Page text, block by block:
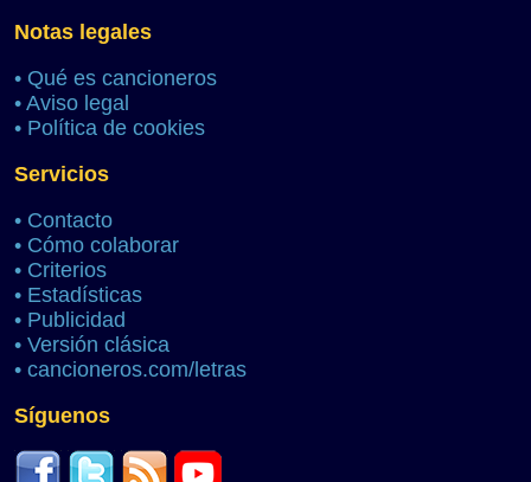
Notas legales
• Qué es cancioneros
• Aviso legal
• Política de cookies
Servicios
• Contacto
• Cómo colaborar
• Criterios
• Estadísticas
• Publicidad
• Versión clásica
• cancioneros.com/letras
Síguenos